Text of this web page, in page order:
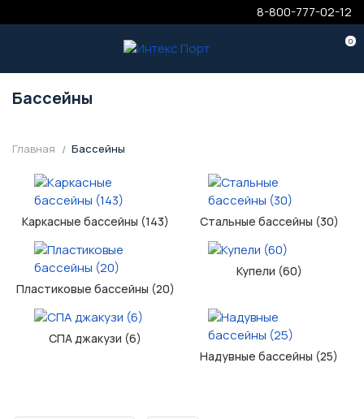
8-800-777-02-12
0
Бассейны
Главная Бассейны
Каркасные бассейны (143) Стальные бассейны (30)
Пластиковые бассейны (20)
Купели (60)
СПА джакузи (6)
Надувные бассейны (25)